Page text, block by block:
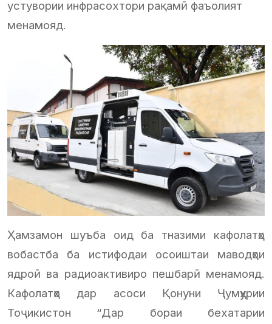
устувории инфрасохтори рақамӣ фаъолият
менамояд.
Ҳамзамон шуъба оид ба тназими кафолатҳо
вобастба ба истифодаи осоиштаи маводҳои
ядроӣ ва радиоактивиро пешбарӣ менамояд.
Кафолатҳо дар асоси Қонуни Ҷумҳурии
Тоҷикистон “Дар бораи бехатарии